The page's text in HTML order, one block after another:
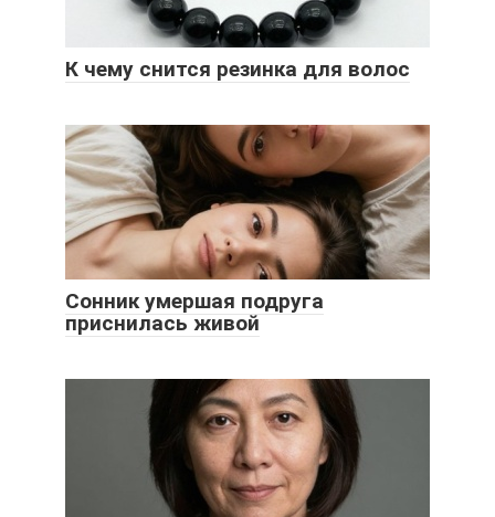
К чему снится резинка для волос
Сонник умершая подруга
приснилась живой